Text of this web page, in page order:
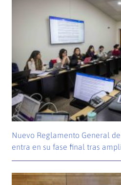
Nuevo Reglamento General
entra en su fase final tras